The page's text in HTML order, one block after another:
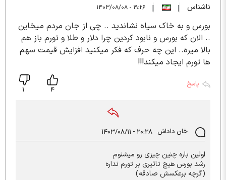
ناشناس ۱۹:۲۶ - ۱۴۰۳/۰۸/۰۸
بورس و به خاک سیاه نشاندید .. چی از جان مردم میخاین
.. الان که بورس و نابود کردین چرا دلار و طلا و تورم باز هم
بالا میره.. این چه حرف که فکر میکنید افزایش قیمت سهم
ها تورم ایجاد میکند!!!
پاسخ
4
1
خان داداش ۲۰:۲۸ - ۱۴۰۳/۰۸/۱۱
اولین باره چنین چیزی رو میشنوم
رشد بورس هیچ تاثیری بر تورم نداره
(گرچه برعکسش صادقه)